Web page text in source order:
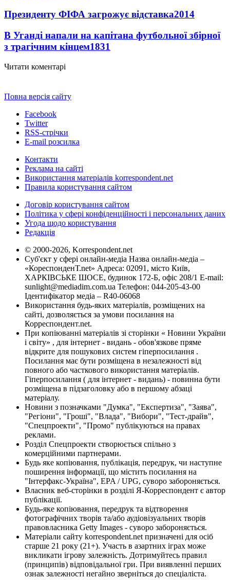
Президенту ФІФА загрожує відставка2014
В Уганді напали на капітана футбольної збірної
з трагічним кінцем1831
Читати коментарі
Повна версія сайту
Facebook
Twitter
RSS-стрічки
E-mail розсилка
Контакти
Реклама на сайті
Використання матеріалів korrespondent.net
Правила користування сайтом
Договір користування сайтом
Політика у сфері конфіденційності і персональних даних
Угода щодо користування
Редакція
© 2000-2026, Korrespondent.net
Суб'єкт у сфері онлайн-медіа Назва онлайн-медіа –
«КореспонденТ.net» Адреса: 02091, місто Київ,
ХАРКІВСЬКЕ ШОСЕ, будинок 172-Б, офіс 208/1 E-mail:
sunlight@mediadim.com.ua Телефон: 044-205-43-00
Ідентифікатор медіа – R40-06068
Використання будь-яких матеріалів, розміщених на
сайті, дозволяється за умови посилання на
Корреспондент.net.
При копіюванні матеріалів зі сторінки « Новини України
і світу» , для інтернет - видань - обов'язкове пряме
відкрите для пошукових систем гіперпосилання .
Посилання має бути розміщена в незалежності від
повного або часткового використання матеріалів.
Гіперпосилання ( для інтернет - видань) - повинна бути
розміщена в підзаголовку або в першому абзаці
матеріалу.
Новини з позначками "Думка", "Експертиза", "Заява",
"Регіони", "Гроші", "Влада", "Вибори", "Тест-драйв",
"Спецпроекти", "Промо" публікуються на правах
реклами.
Розділ Спецпроекти створюється спільно з
комерційними партнерами.
Будь яке копіювання, публікація, передрук, чи наступне
поширення інформації, що містить посилання на
"Інтерфакс-Україна", EPA / UPG, суворо забороняється.
Власник веб-сторінки в розділі Я-Корреспондент є автор
публікації.
Будь-яке копіювання, передрук та відтворення
фотографічних творів та/або аудіовізуальних творів
правовласника Getty Images - суворо забороняється.
Матеріали сайту korrespondent.net призначені для осіб
старше 21 року (21+). Участь в азартних іграх може
викликати ігрову залежність. Дотримуйтесь правил
(принципів) відповідальної гри. При виявленні перших
ознак залежності негайно зверніться до спеціаліста.